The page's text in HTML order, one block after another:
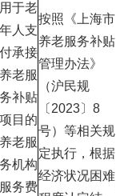
用于老
年人支
付承接
养老服
务补贴
项目的
养老服
务机构
服务费
按照《上海市
养老服务补贴
管理办法》
（沪民规
〔2023〕8
号）等相关规
定执行，根据
经济状况困难